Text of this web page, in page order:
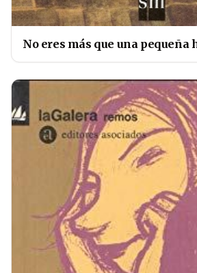
No eres más que una pequeña